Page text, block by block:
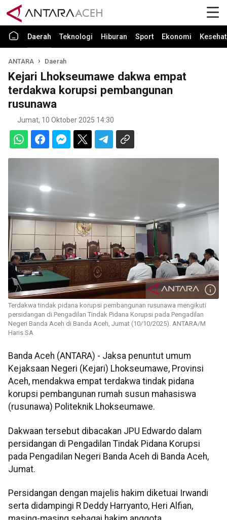
Daerah Teknologi Hiburan Sport Ekonomi
ANTARA Daerah
Kejari Lhokseumawe dakwa empat
terdakwa korupsi pembangunan
rusunawa
Jumat, 10 Oktober 2025 14:30
Terdakwa tindak pidana korupsi pembangunan rusunawa mengikuti
persidangan di Pengadilan Tindak Pidana Korupsi pada Pengadilan
Negeri Banda Aceh di Banda Aceh, Jumat (10/10/2025). ANTARA/M
Haris SA
Banda Aceh (ANTARA) - Jaksa penuntut umum
Kejaksaan Negeri (Kejari) Lhokseumawe, Provinsi
Aceh, mendakwa empat terdakwa tindak pidana
korupsi pembangunan rumah susun mahasiswa
(rusunawa) Politeknik Lhokseumawe.
Dakwaan tersebut dibacakan JPU Edwardo dalam
persidangan di Pengadilan Tindak Pidana Korupsi
pada Pengadilan Negeri Banda Aceh di Banda Aceh,
Jumat.
Persidangan dengan majelis hakim diketuai Irwandi
serta didampingi R Deddy Harryanto, Heri Alfian,